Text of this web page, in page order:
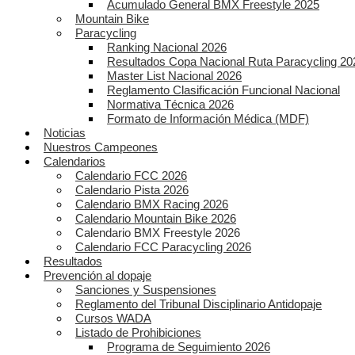
Acumulado General BMX Freestyle 2025
Mountain Bike
Paracycling
Ranking Nacional 2026
Resultados Copa Nacional Ruta Paracycling
Master List Nacional 2026
Reglamento Clasificación Funcional Nacional
Normativa Técnica 2026
Formato de Información Médica (MDF)
Noticias
Nuestros Campeones
Calendarios
Calendario FCC 2026
Calendario Pista 2026
Calendario BMX Racing 2026
Calendario Mountain Bike 2026
Calendario BMX Freestyle 2026
Calendario FCC Paracycling 2026
Resultados
Prevención al dopaje
Sanciones y Suspensiones
Reglamento del Tribunal Disciplinario Antidopaje
Cursos WADA
Listado de Prohibiciones
Programa de Seguimiento 2026